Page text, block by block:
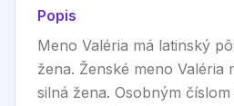
Popis
Meno Valéria má latinský
žena. Ženské meno Valéria
silná žena. Osobným